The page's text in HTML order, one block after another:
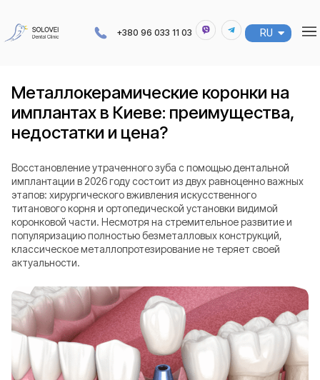
+380 96 033 11 03 RU
UA
Металлокерамические коронки на
имплантах в Киеве: преимущества,
недостатки и цена?
Восстановление утраченного зуба с помощью дентальной
имплантации в 2026 году состоит из двух равноценно важных
этапов: хирургического вживления искусственного
титанового корня и ортопедической установки видимой
коронковой части. Несмотря на стремительное развитие и
популяризацию полностью безметалловых конструкций,
классическое металлопротезирование не теряет своей
актуальности.